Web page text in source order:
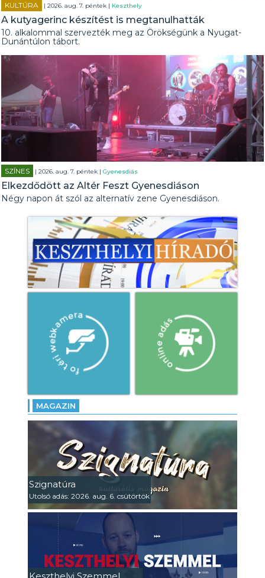
KULTÚRA | 2026. aug. 7. péntek | Keszthely
A kutyagerinc készítést is megtanulhatták
10. alkalommal szervezték meg az Örökségünk a Nyugat-
Dunántúlon tábort.
SZÍNES | 2026. aug. 7. péntek |Gyenesdiás
Elkezdődött az Altér Feszt Gyenesdiáson
Négy napon át szól az alternatív zene Gyenesdiáson.
MAGAZIN
Szignatúra
Utolsó adás: 2026. aug. 6. csütörtök